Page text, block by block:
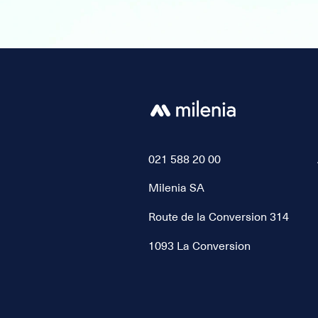
021 588 20 00
Milenia SA
Route de la Conversion 314
1093 La Conversion